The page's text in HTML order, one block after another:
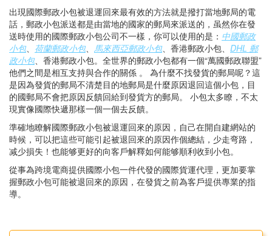
出現國際郵政小包被退運回來最有效的方法就是撥打當地郵局的電
話，郵政小包派送都是由當地的國家的郵局來派送的，虽然你在發
送時使用的國際郵政小包公司不一樣，你可以使用的是： 中國郵政
小包、 荷蘭郵政小包、 馬來西亞郵政小包、香港郵政小包、 DHL 郵
政小包、香港郵政小包。全世界的郵政小包都有一個“萬國郵政聯盟”
他們之間是相互支持與合作的關係 。 為什麼不找發貨的郵局呢？這
是因為發貨的郵局不清楚目的地郵局是什麼原因退回這個小包，目
的國郵局不會把原因反饋回給到發貨方的郵局。 小包太多瞭，不太
現實像國際快遞那樣一個一個去反饋。
準確地瞭解國際郵政小包被退運回來的原因，自己在開自建網站的
時候，可以把這些可能引起被退回來的原因作個總結，少走弯路，
减少損失！也能够更好的向客戶解釋如何能够順利收到小包。
從事為跨境電商提供國際小包一件代發的國際貨運代理，更加要掌
握郵政小包可能被退回來的原因，在發貨之前為客戶提供專業的指
導。